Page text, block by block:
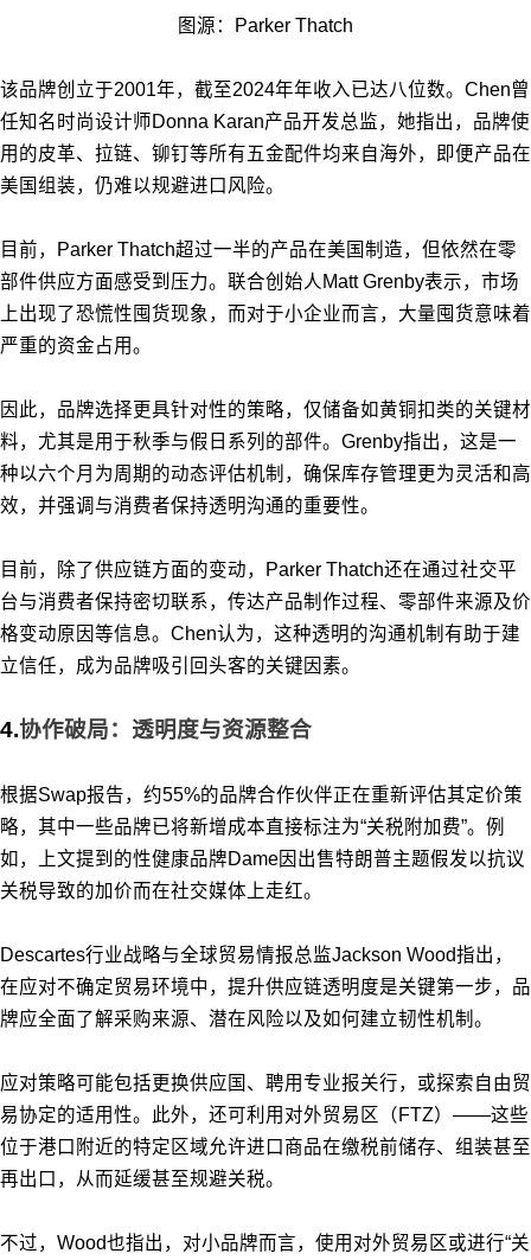
图源：Parker Thatch
该品牌创立于2001年，截至2024年年收入已达八位数。Chen曾
任知名时尚设计师Donna Karan产品开发总监，她指出，品牌使
用的皮革、拉链、铆钉等所有五金配件均来自海外，即便产品在
美国组装，仍难以规避进口风险。
目前，Parker Thatch超过一半的产品在美国制造，但依然在零
部件供应方面感受到压力。联合创始人Matt Grenby表示，市场
上出现了恐慌性囤货现象，而对于小企业而言，大量囤货意味着
严重的资金占用。
因此，品牌选择更具针对性的策略，仅储备如黄铜扣类的关键材
料，尤其是用于秋季与假日系列的部件。Grenby指出，这是一
种以六个月为周期的动态评估机制，确保库存管理更为灵活和高
效，并强调与消费者保持透明沟通的重要性。
目前，除了供应链方面的变动，Parker Thatch还在通过社交平
台与消费者保持密切联系，传达产品制作过程、零部件来源及价
格变动原因等信息。Chen认为，这种透明的沟通机制有助于建
立信任，成为品牌吸引回头客的关键因素。
4.协作破局：透明度与资源整合
根据Swap报告，约55%的品牌合作伙伴正在重新评估其定价策
略，其中一些品牌已将新增成本直接标注为“关税附加费”。例
如，上文提到的性健康品牌Dame因出售特朗普主题假发以抗议
关税导致的加价而在社交媒体上走红。
Descartes行业战略与全球贸易情报总监Jackson Wood指出，
在应对不确定贸易环境中，提升供应链透明度是关键第一步，品
牌应全面了解采购来源、潜在风险以及如何建立韧性机制。
应对策略可能包括更换供应国、聘用专业报关行，或探索自由贸
易协定的适用性。此外，还可利用对外贸易区（FTZ）——这些
位于港口附近的特定区域允许进口商品在缴税前储存、组装甚至
再出口，从而延缓甚至规避关税。
不过，Wood也指出，对小品牌而言，使用对外贸易区或进行“关